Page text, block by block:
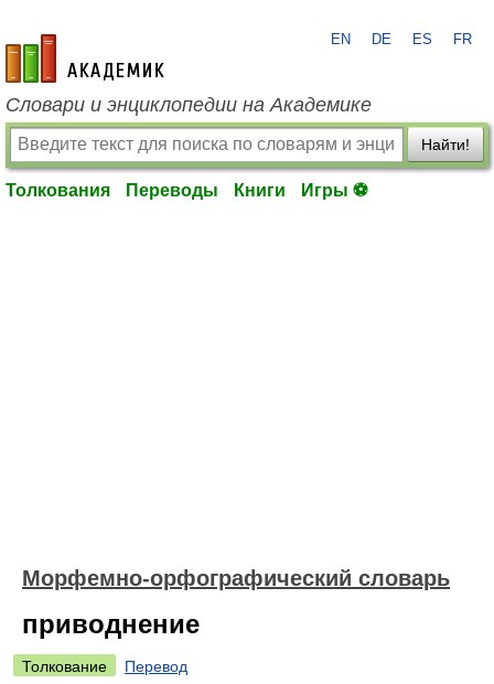
academic.ru
EN DE ES FR
Словари и энциклопедии на Академике
Найти!
Толкования Переводы Книги Игры ⚽
Морфемно-орфографический словарь
приводнение
Толкование
Перевод